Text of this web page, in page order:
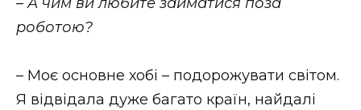
роботою?
– Моє основне хобі – подорожувати світом.
Я відвідала дуже багато країн, найдалі